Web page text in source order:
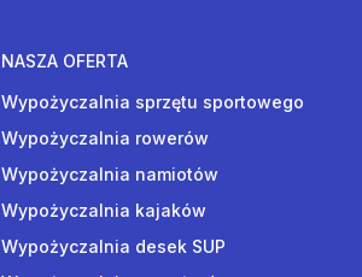
NASZA OFERTA
Wypożyczalnia sprzętu sportowego
Wypożyczalnia rowerów
Wypożyczalnia namiotów
Wypożyczalnia kajaków
Wypożyczalnia desek SUP